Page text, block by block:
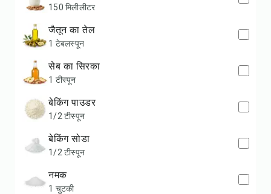
150 मिलीलीटर
जैतून का तेल
1 टेबलस्पून
सेब का सिरका
1 टीस्पून
बेकिंग पाउडर
1/2 टीस्पून
बेकिंग सोडा
1/2 टीस्पून
नमक
1 चुटकी